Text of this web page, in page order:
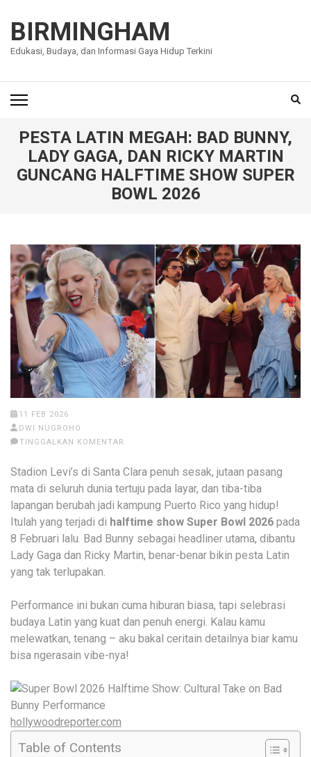
konten
(Tekan
BIRMINGHAM
Edukasi, Budaya, dan Informasi Gaya Hidup Terkini
PESTA LATIN MEGAH: BAD BUNNY,
LADY GAGA, DAN RICKY MARTIN
GUNCANG HALFTIME SHOW SUPER
BOWL 2026
11 FEB 2026
DWI NUGROHO
TINGGALKAN KOMENTAR
Stadion Levi’s di Santa Clara penuh sesak, jutaan pasang
mata di seluruh dunia tertuju pada layar, dan tiba-tiba
lapangan berubah jadi kampung Puerto Rico yang hidup!
Itulah yang terjadi di halftime show Super Bowl 2026 pada
8 Februari lalu. Bad Bunny sebagai headliner utama, dibantu
Lady Gaga dan Ricky Martin, benar-benar bikin pesta Latin
yang tak terlupakan.
Performance ini bukan cuma hiburan biasa, tapi selebrasi
budaya Latin yang kuat dan penuh energi. Kalau kamu
melewatkan, tenang – aku bakal ceritain detailnya biar kamu
bisa ngerasain vibe-nya!
hollywoodreporter.com
Table of Contents